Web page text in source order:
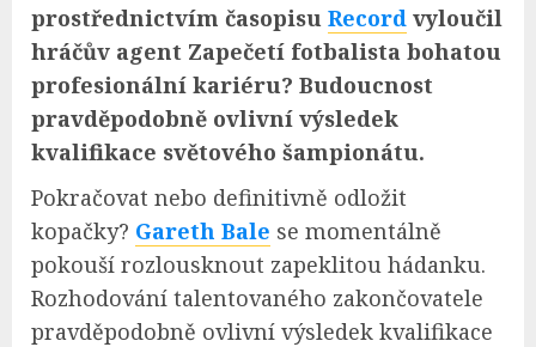
prostřednictvím časopisu Record vyloučil
hráčův agent Zapečetí fotbalista bohatou
profesionální kariéru? Budoucnost
pravděpodobně ovlivní výsledek
kvalifikace světového šampionátu.
Pokračovat nebo definitivně odložit
kopačky? Gareth Bale se momentálně
pokouší rozlousknout zapeklitou hádanku.
Rozhodování talentovaného zakončovatele
pravděpodobně ovlivní výsledek kvalifikace